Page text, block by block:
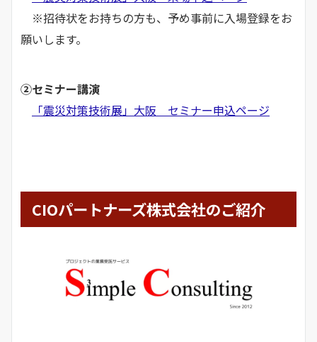
※招待状をお持ちの方も、予め事前に入場登録をお
願いします。
②セミナー講演
「震災対策技術展」大阪 セミナー申込ページ
CIOパートナーズ株式会社のご紹介